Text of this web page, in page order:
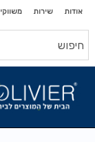
לתוכן
לתוכן
אודות שירות